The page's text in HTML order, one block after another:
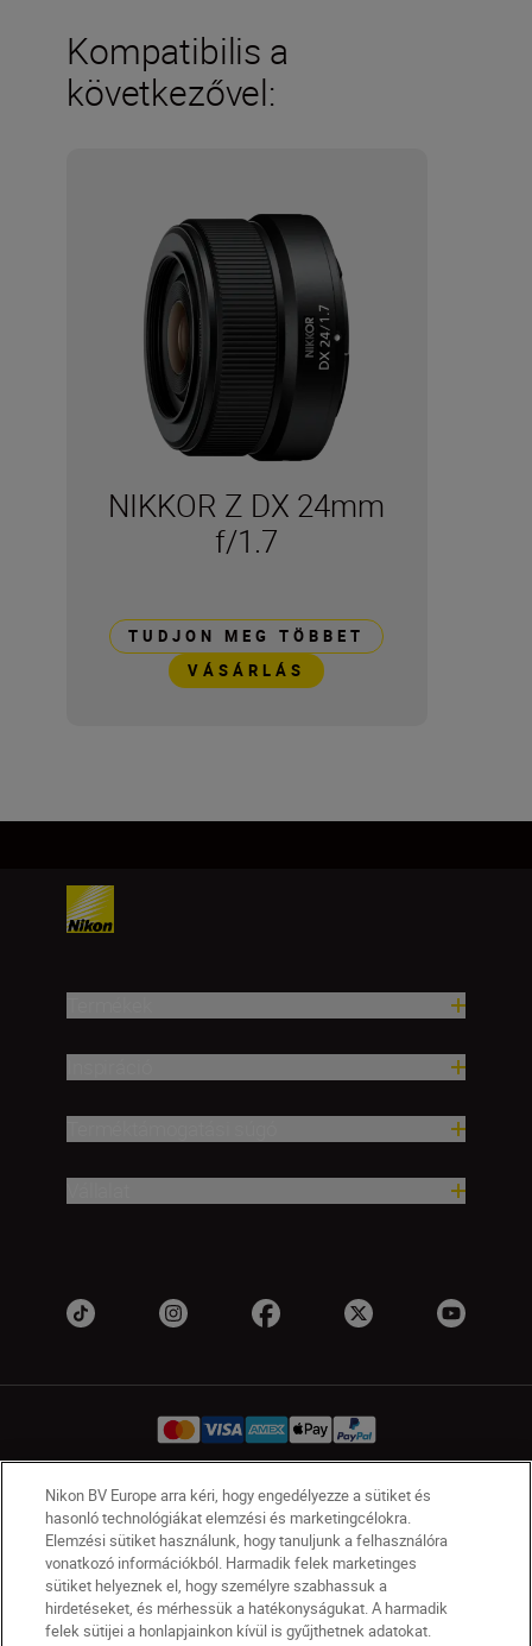
Kompatibilis a
következővel:
NIKKOR Z DX 24mm
f/1.7
TUDJON MEG TÖBBET
VÁSÁRLÁS
HU Nikon Sites
Lépjen kapcsolatba velünk
Adatvédelmi nyilatkozat
Jogi nyilatkozat
Nikon Store szerződési feltételek
Sütikkel kapcsolatos nyilatkozat
Akadálymentesség
Sütikre vonatkozó beállítások
Nikon BV Europe arra kéri, hogy engedélyezze a sütiket és
hasonló technológiákat elemzési és marketingcélokra.
Elemzési sütiket használunk, hogy tanuljunk a felhasználóra
vonatkozó információkból. Harmadik felek marketinges
sütiket helyeznek el, hogy személyre szabhassuk a
hirdetéseket, és mérhessük a hatékonyságukat. A harmadik
felek sütijei a honlapjainkon kívül is gyűjthetnek adatokat.